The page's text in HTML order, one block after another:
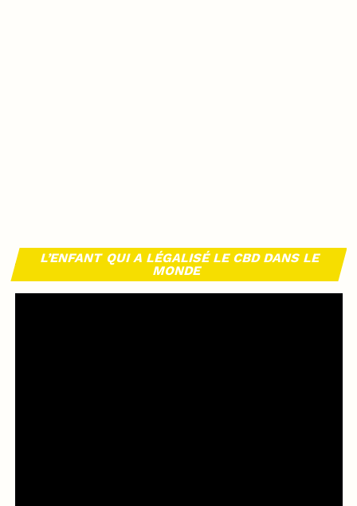
L’ENFANT QUI A LÉGALISÉ LE CBD DANS LE
MONDE